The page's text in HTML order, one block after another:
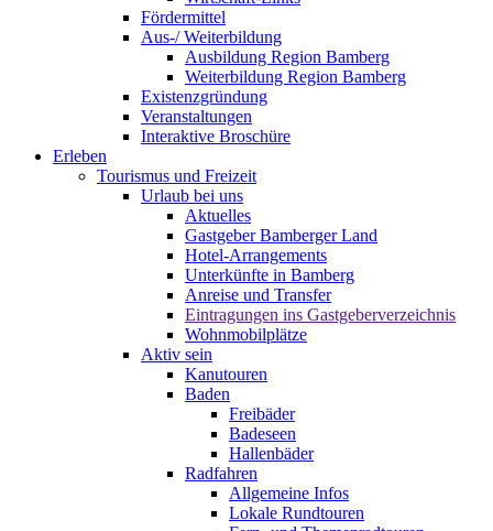
Fördermittel
Aus-/ Weiterbildung
Ausbildung Region Bamberg
Weiterbildung Region Bamberg
Existenzgründung
Veranstaltungen
Interaktive Broschüre
Erleben
Tourismus und Freizeit
Urlaub bei uns
Aktuelles
Gastgeber Bamberger Land
Hotel-Arrangements
Unterkünfte in Bamberg
Anreise und Transfer
Eintragungen ins Gastgeberverzeichnis
Wohnmobilplätze
Aktiv sein
Kanutouren
Baden
Freibäder
Badeseen
Hallenbäder
Radfahren
Allgemeine Infos
Lokale Rundtouren